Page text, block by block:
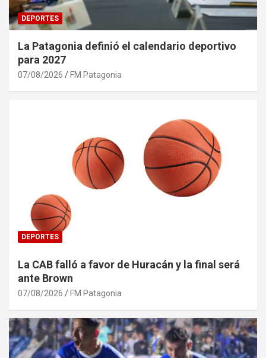
DEPORTES
La Patagonia definió el calendario deportivo
para 2027
07/08/2026 FM Patagonia
DEPORTES
La CAB falló a favor de Huracán y la final será
ante Brown
07/08/2026 FM Patagonia